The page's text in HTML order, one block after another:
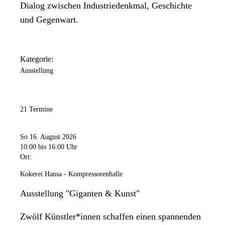
Dialog zwischen Industriedenkmal, Geschichte
und Gegenwart.
Kategorie:
Ausstellung
21 Termine
So 16. August 2026
10:00 bis 16:00 Uhr
Ort:
Kokerei Hansa - Kompressorenhalle
Ausstellung "Giganten & Kunst"
Zwölf Künstler*innen schaffen einen spannenden